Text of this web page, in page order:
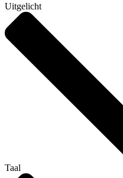
Uitgelicht
Taal